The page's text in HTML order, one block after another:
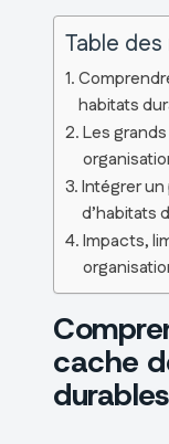
Table
habitats
Les
Intégrer
d’habitats
Impacts,
cache
durables